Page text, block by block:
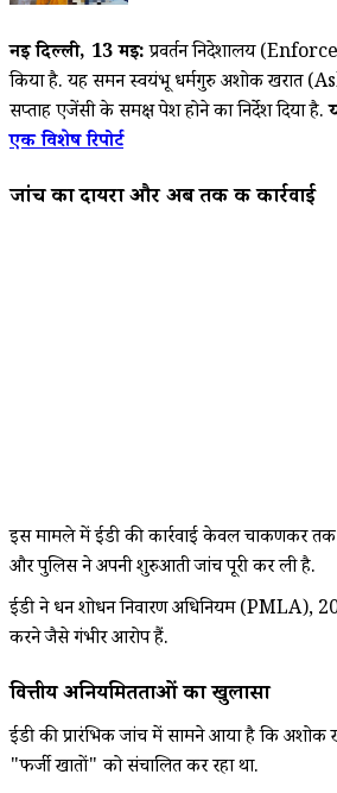
नई दिल्ली, 13मई:प्रवर्तन निदेशालय
किया है. यह समन स्वयंभू धर्मगुरु अशोक खरात
सप्ताह एजेंसी के समक्ष पेश होने का निर्देश दिया है.
एक विशेष रिपोर्ट
जांच का दायरा और अब तक की कार्रवाई
इस मामले में ईडी की कार्रवाई केवल चाकणकर तक
और पुलिस ने अपनी शुरुआती जांच पूरी कर ली है.
ईडी ने धन शोधन निवारण अधिनियम (PMLA),
करने जैसे गंभीर आरोप हैं.
वित्तीय अनियमितताओं का खुलासा
ईडी की प्रारंभिक जांच में सामने आया है कि
"फर्जी खातों" को संचालित कर रहा था.